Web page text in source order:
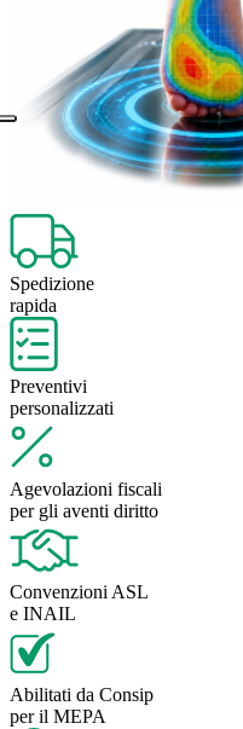
Spedizione
rapida
Preventivi
personalizzati
Agevolazioni fiscali
per gli aventi diritto
Convenzioni ASL
e INAIL
Abilitati da Consip
per il MEPA